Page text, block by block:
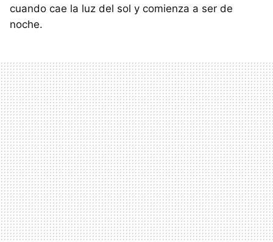
cuando cae la luz del sol y comienza a ser de
noche.